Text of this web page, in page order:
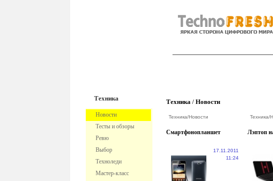
Техника
Новости
Тесты и обзоры
Ревю
Выбор
Техноледи
Мастер-класс
Техника / Новости
Техника/Новости
Смартфонопланшет
17.11.2011
11:24
Техника/
Лэптоп